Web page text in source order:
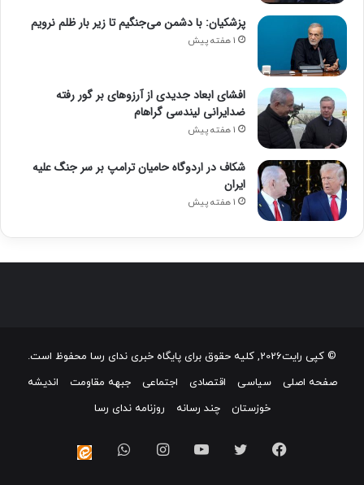
پزشکیان: با دشمن می‌جنگیم تا زیر بار ظلم نرویم
1 هفته پیش
افشای ابعاد جدیدی از آرزوهای بر گور رفته
ضدایرانی لیندسی گراهام
1 هفته پیش
شکاف در اردوگاه حامیان ترامپ بر سر جنگ علیه
ایران
1 هفته پیش
© کپی رایت2026, کلیه حقوق برای پایگاه خبری ندای رسا محفوظ است.
صفحه اصلی
سیاسی اقتصادی اجتماعی جبهه مقاومت
اندیشه
خوزستان
چند رسانه روزنامه ندای رسا
فیسبوک توییتریوتیوباینستاگرامواتس